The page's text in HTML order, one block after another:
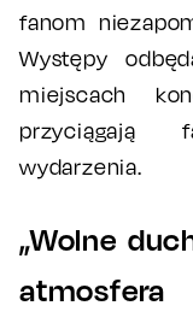
fanom
Występy
miejscach
przyciągają
wydarzenia.
„Wolne
atmosfera